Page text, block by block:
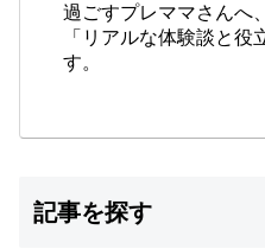
過ごすプレママさんへ
「リアルな体験談と役
す。
記事を探す